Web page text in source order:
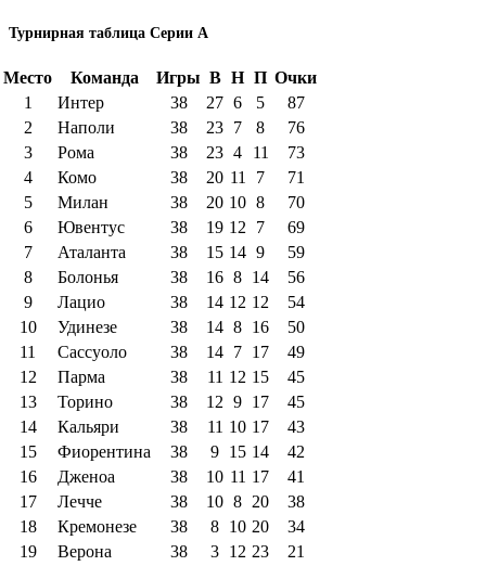
Турнирная таблица Серии А
Место Команда Игры В Н П Очки
1
Интер 38 27 6 5
87
2
Наполи 38 23 7 8
76
3
Рома 38 23 4 11
73
4
Комо 38 20 11 7
71
5
Милан 38 20 10 8
70
6
Ювентус 38 19 12 7
69
7
Аталанта 38 15 14 9
59
8
Болонья 38 16 8 14
56
9
Лацио 38 14 12 12
54
10
Удинезе 38 14 8 16
50
11
Сассуоло 38 14 7 17
49
12
Парма 38 11 12 15
45
13
Торино 38 12 9 17
45
14
Кальяри 38 11 10 17
43
15
Фиорентина 38 9 15 14
42
16
Дженоа 38 10 11 17
41
17
Лечче 38 10 8 20
38
18
Кремонезе 38 8 10 20
34
19
Верона 38 3 12 23
21